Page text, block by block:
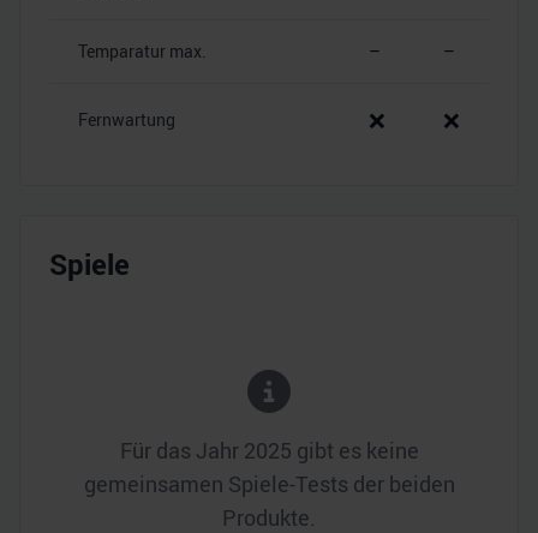
Temparatur max. – –
Fernwartung ❌ ❌
Spiele
Für das Jahr 2025 gibt es keine
gemeinsamen Spiele-Tests der beiden
Produkte.